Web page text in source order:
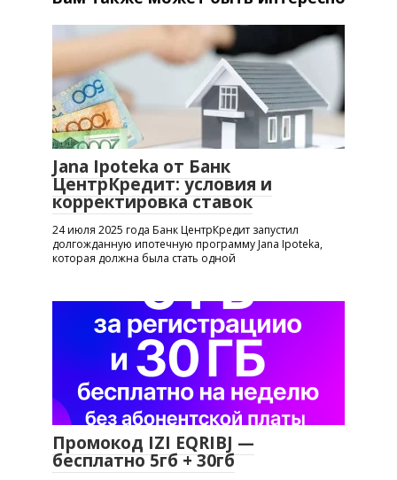
Jana Ipoteka от Банк
ЦентрКредит: условия и
корректировка ставок
24 июля 2025 года Банк ЦентрКредит запустил
долгожданную ипотечную программу Jana Ipoteka,
которая должна была стать одной
Промокод IZI EQRIBJ —
бесплатно 5гб + 30гб